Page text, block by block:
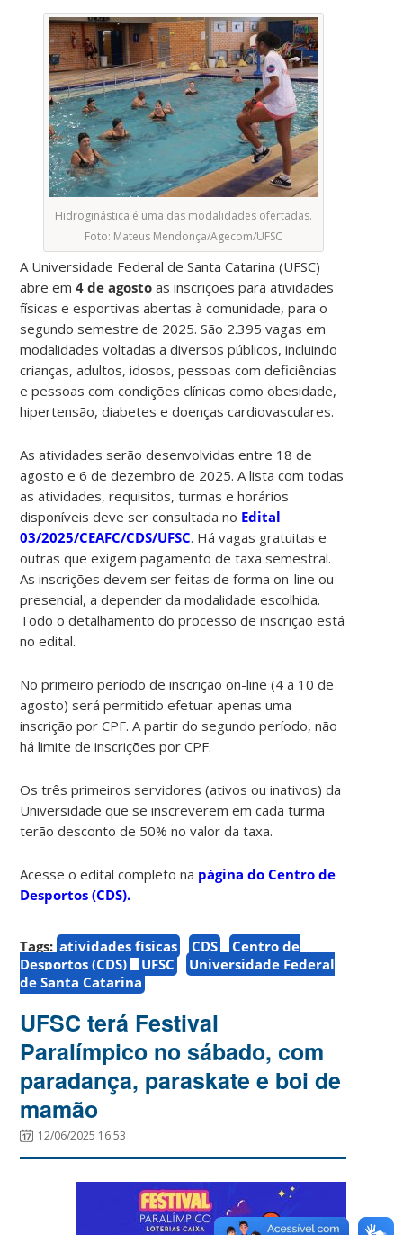
Hidroginástica é uma das modalidades ofertadas.
Foto: Mateus Mendonça/Agecom/UFSC
A Universidade Federal de Santa Catarina (UFSC)
abre em4 de agosto as inscrições para atividades
físicas e esportivas abertas à comunidade, para o
segundo semestre de 2025. São 2.395 vagas em
modalidades voltadas a diversos públicos, incluindo
crianças, adultos, idosos, pessoas com deficiências
e pessoas com condições clínicas como obesidade,
hipertensão, diabetes e doenças cardiovasculares.
As atividades serão desenvolvidas entre 18 de
agosto e 6 de dezembro de 2025. A lista com todas
as atividades, requisitos, turmas e horários
disponíveis deve ser consultada no Edital
03/2025/CEAFC/CDS/UFSC. Há vagas gratuitas e
outras que exigem pagamento de taxa semestral.
As inscrições devem ser feitas de forma on-line ou
presencial, a depender da modalidade escolhida.
Todo o detalhamento do processo de inscrição está
no edital.
No primeiro período de inscrição on-line (4 a 10 de
agosto) será permitido efetuar apenas uma
inscrição por CPF. A partir do segundo período, não
há limite de inscrições por CPF.
Os três primeiros servidores (ativos ou inativos) da
Universidade que se inscreverem em cada turma
terão desconto de 50% no valor da taxa.
Acesse o edital completo na página do Centro de
Desportos (CDS).
Tags: atividades físicas CDS
Centro de
Desportos (CDS)
UFSC
Universidade Federal
de Santa Catarina
UFSC terá Festival
Paralímpico no sábado, com
paradança, paraskate e boi de
mamão
12/06/2025 16:53